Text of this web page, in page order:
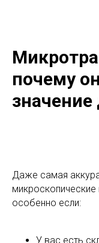
почему
значение
Даже самая
особенно если:
У вас есть